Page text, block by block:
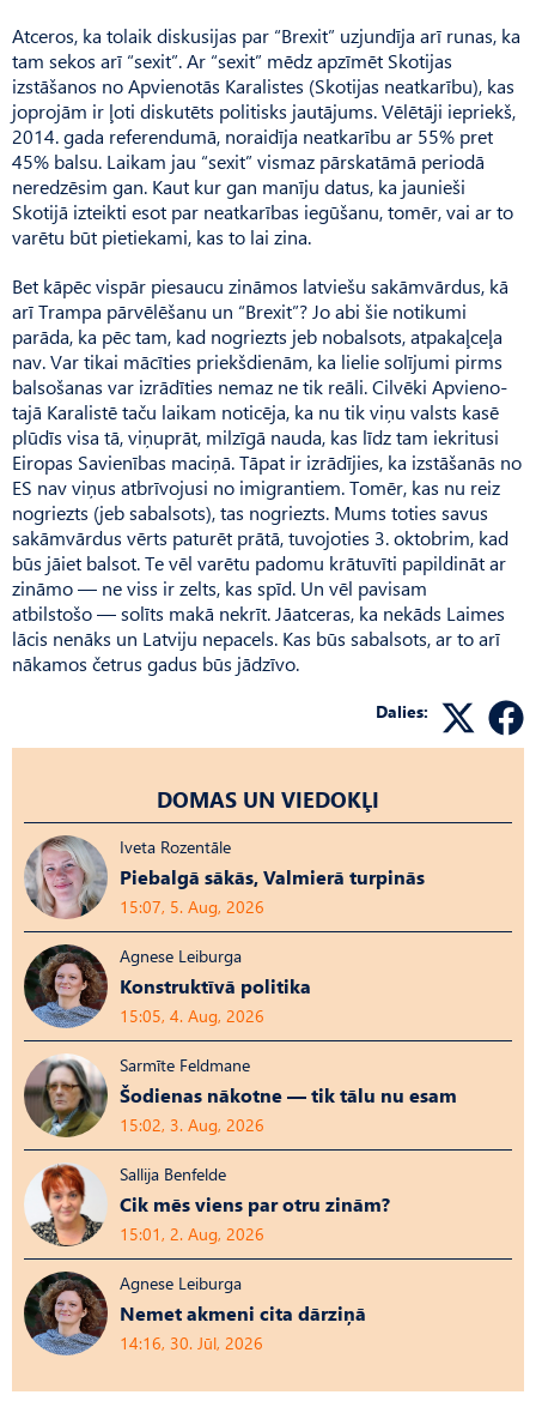
Atceros, ka tolaik diskusijas par “Brexit” uzjundīja arī runas, ka
tam sekos arī “sexit”. Ar “sexit” mēdz apzīmēt Skotijas
izstāšanos no Apvienotās Kara­listes (Skotijas neatkarību), kas
joprojām ir ļoti diskutēts politisks jautājums. Vēlētāji iepriekš,
2014. gada referendumā, noraidīja neatkarību ar 55% pret
45% balsu. Laikam jau “sexit” vismaz pārskatāmā periodā
neredzēsim gan. Kaut kur gan manīju datus, ka jaunieši
Skotijā izteikti esot par neatkarības iegūšanu, tomēr, vai ar to
varētu būt pietiekami, kas to lai zina.
Bet kāpēc vispār piesaucu zināmos latviešu sakāmvārdus, kā
arī Trampa pārvēlēšanu un “Brexit”? Jo abi šie notikumi
parāda, ka pēc tam, kad nogriezts jeb nobalsots, atpakaļceļa
nav. Var tikai mācīties priekšdienām, ka lielie solījumi pirms
balsošanas var izrādīties nemaz ne tik reāli. Cilvēki Apvieno­
tajā Karalistē taču laikam noticēja, ka nu tik viņu valsts kasē
plūdīs visa tā, viņuprāt, milzīgā nauda, kas līdz tam iekritusi
Eiropas Savienības maciņā. Tāpat ir izrādījies, ka izstāšanās no
ES nav viņus atbrīvojusi no imigrantiem. Tomēr, kas nu reiz
nogriezts (jeb sabalsots), tas nogriezts. Mums toties savus
sakāmvārdus vērts paturēt prātā, tuvojoties 3. oktobrim, kad
būs jāiet balsot. Te vēl varētu padomu krātuvīti papildināt ar
zināmo — ne viss ir zelts, kas spīd. Un vēl pavisam
atbilstošo — solīts makā nekrīt. Jāatceras, ka nekāds Laimes
lācis nenāks un Latviju nepacels. Kas būs sabalsots, ar to arī
nākamos četrus gadus būs jādzīvo.
Dalies:
DOMAS UN VIEDOKĻI
Iveta Rozentāle
Piebalgā sākās, Valmierā turpinās
15:07, 5. Aug, 2026
Agnese Leiburga
Konstruktīvā politika
15:05, 4. Aug, 2026
Sarmīte Feldmane
Šodienas nākotne — tik tālu nu esam
15:02, 3. Aug, 2026
Sallija Benfelde
Cik mēs viens par otru zinām?
15:01, 2. Aug, 2026
Agnese Leiburga
Nemet akmeni cita dārziņā
14:16, 30. Jūl, 2026